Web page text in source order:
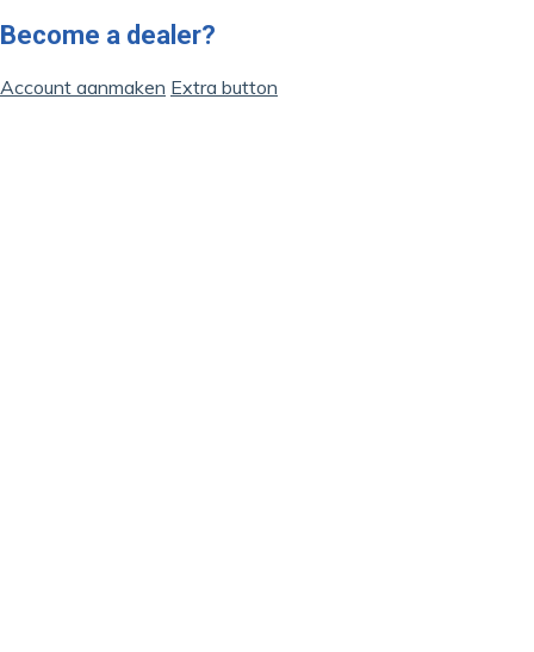
Become a dealer?
Account aanmaken Extra button